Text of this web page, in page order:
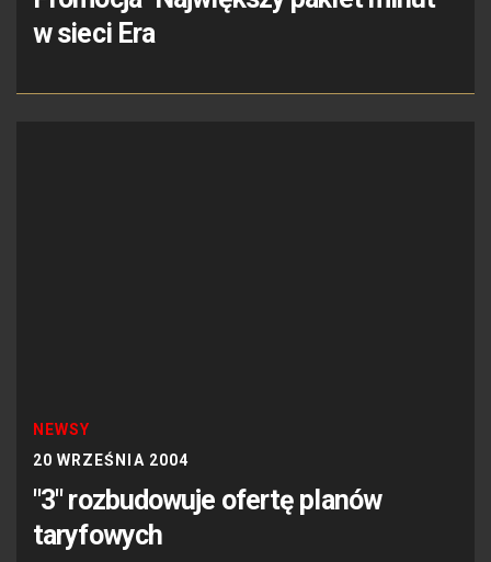
w sieci Era
NEWSY
20 WRZEŚNIA 2004
"3" rozbudowuje ofertę planów
taryfowych